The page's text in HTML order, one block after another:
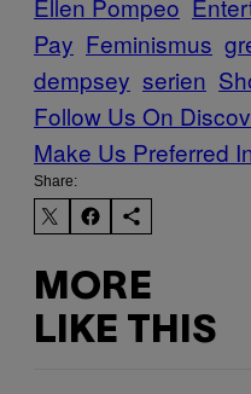
Ellen Pompeo
Pay Feminismus
dempsey serien
Follow Us On
Make Us Preferred
Share:
MORE
LIKE THIS